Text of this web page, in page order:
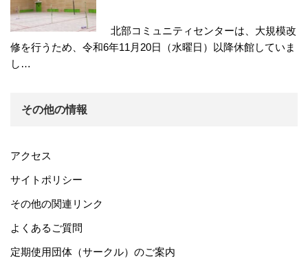
北部コミュニティセンターは、大規模改
修を行うため、令和6年11月20日（水曜日）以降休館していま
し…
その他の情報
アクセス
サイトポリシー
その他の関連リンク
よくあるご質問
定期使用団体（サークル）のご案内